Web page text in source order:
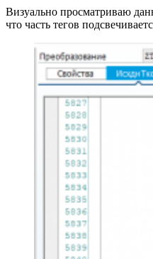
Визуально просматриваю
что часть тегов